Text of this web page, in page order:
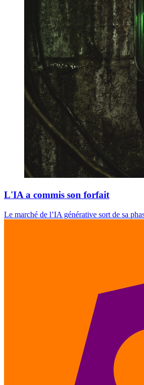
L'IA a commis son forfait
Le marché de l’IA générative sort de sa